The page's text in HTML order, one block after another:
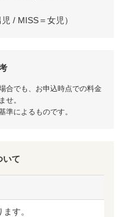
/ MISS＝女児）
合でも、お申込時点での料金
せ。
準によるものです。
いて
す。